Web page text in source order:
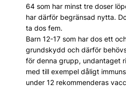
64 som har minst tre doser
har därför begränsad nytta.
ta dos fem.
Barn 12-17 som har dos ett
grundskydd och därför
för denna grupp, undantaget
med till exempel dåligt
under 12 rekommenderas